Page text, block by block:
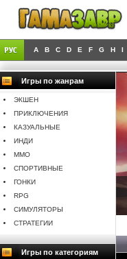
A B C D E F G H I
Игры по жанрам
ЭКШЕН
ПРИКЛЮЧЕНИЯ
КАЗУАЛЬНЫЕ
ИНДИ
MMO
СПОРТИВНЫЕ
ГОНКИ
RPG
СИМУЛЯТОРЫ
СТРАТЕГИИ
Игры по категориям